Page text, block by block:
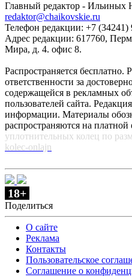
Главный редактор - Ильиных
redaktor@chaikovskie.ru
Телефон редакции: +7 (34241)
Адрес редакции: 617760,
Мира, д. 4. офис 8.
Распространяется бесплатно.
ответственности за
содержащейся в рекламных
пользователей сайта.
информации. Материалы
распространяются на платной
уплотнительных колец по
kolec-onlajn
18+
Поделиться
О сайте
Реклама
Контакты
Пользовательское
Соглашение о